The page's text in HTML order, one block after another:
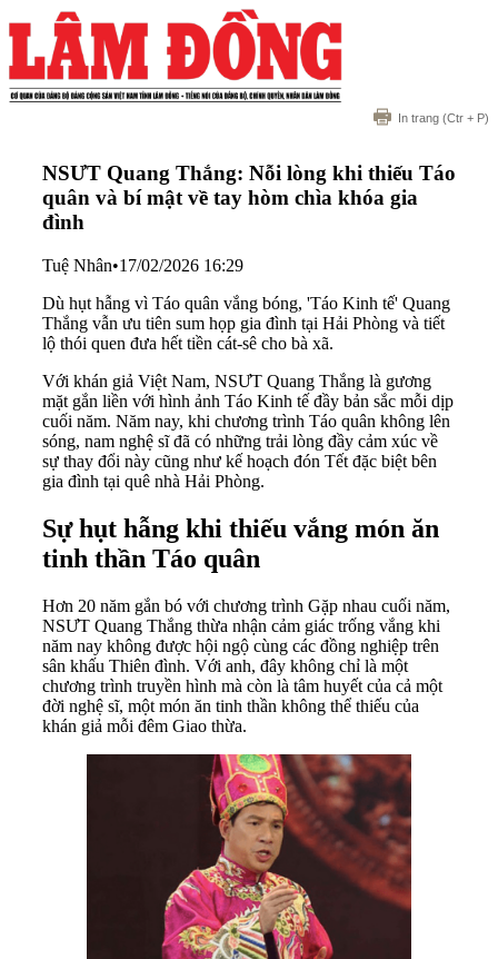
In trang (Ctr + P)
NSƯT Quang Thắng: Nỗi lòng khi thiếu Táo
quân và bí mật về tay hòm chìa khóa gia
đình
Tuệ Nhân•17/02/2026 16:29
Dù hụt hẫng vì Táo quân vắng bóng, 'Táo Kinh tế' Quang
Thắng vẫn ưu tiên sum họp gia đình tại Hải Phòng và tiết
lộ thói quen đưa hết tiền cát-sê cho bà xã.
Với khán giả Việt Nam, NSƯT Quang Thắng là gương
mặt gắn liền với hình ảnh Táo Kinh tế đầy bản sắc mỗi dịp
cuối năm. Năm nay, khi chương trình Táo quân không lên
sóng, nam nghệ sĩ đã có những trải lòng đầy cảm xúc về
sự thay đổi này cũng như kế hoạch đón Tết đặc biệt bên
gia đình tại quê nhà Hải Phòng.
Sự hụt hẫng khi thiếu vắng món ăn
tinh thần Táo quân
Hơn 20 năm gắn bó với chương trình Gặp nhau cuối năm,
NSƯT Quang Thắng thừa nhận cảm giác trống vắng khi
năm nay không được hội ngộ cùng các đồng nghiệp trên
sân khấu Thiên đình. Với anh, đây không chỉ là một
chương trình truyền hình mà còn là tâm huyết của cả một
đời nghệ sĩ, một món ăn tinh thần không thể thiếu của
khán giả mỗi đêm Giao thừa.